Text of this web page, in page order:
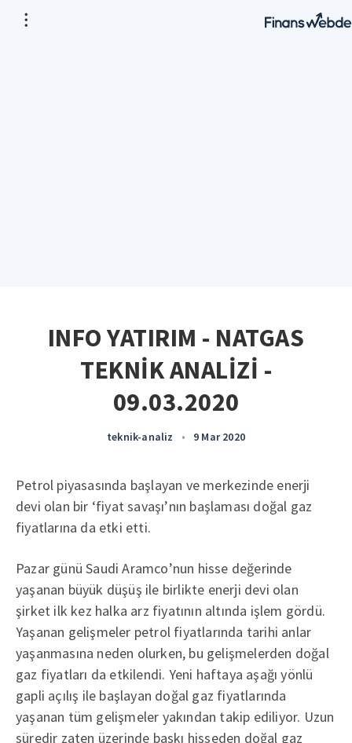
INFO YATIRIM - NATGAS
TEKNİK ANALİZİ -
09.03.2020
teknik-analiz • 9 Mar 2020
Petrol piyasasında başlayan ve merkezinde enerji
devi olan bir ‘fiyat savaşı’nın başlaması doğal gaz
fiyatlarına da etki etti.
Pazar günü Saudi Aramco’nun hisse değerinde
yaşanan büyük düşüş ile birlikte enerji devi olan
şirket ilk kez halka arz fiyatının altında işlem gördü.
Yaşanan gelişmeler petrol fiyatlarında tarihi anlar
yaşanmasına neden olurken, bu gelişmelerden doğal
gaz fiyatları da etkilendi. Yeni haftaya aşağı yönlü
gapli açılış ile başlayan doğal gaz fiyatlarında
yaşanan tüm gelişmeler yakından takip ediliyor. Uzun
süredir zaten üzerinde baskı hisseden doğal gaz